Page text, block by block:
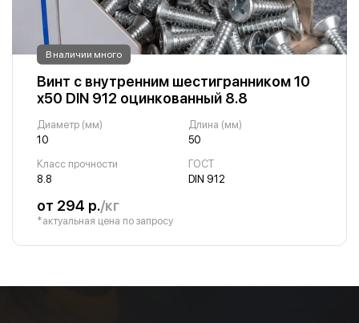
В наличии много
Винт с внутренним шестигранником 10
х50 DIN 912 оцинкованный 8.8
Диаметр (мм)
10
Длина (мм)
50
Класс прочности
8.8
ГОСТ
DIN 912
от 294 р./кг
*актуальная цена по запросу